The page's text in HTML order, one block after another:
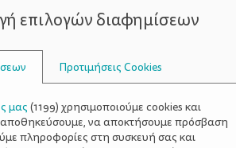
ΣΥΜΒΟΥΛΟΙ
ΘΗΛΑΣΜΟΎ
επιλογών διαφημίσεων
Προτιμήσεις Cookies
μας (1199) χρησιμοποιούμε cookies και
αποθηκεύσουμε, να αποκτήσουμε πρόσβαση
πληροφορίες στη συσκευή σας και